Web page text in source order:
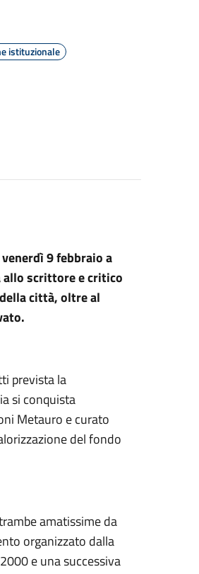
istituzionale
9 febbraio a
allo scrittore e critico
città, oltre al
prevista la
si conquista
Metauro e curato
del fondo
amatissime da
organizzato dalla
e una successiva